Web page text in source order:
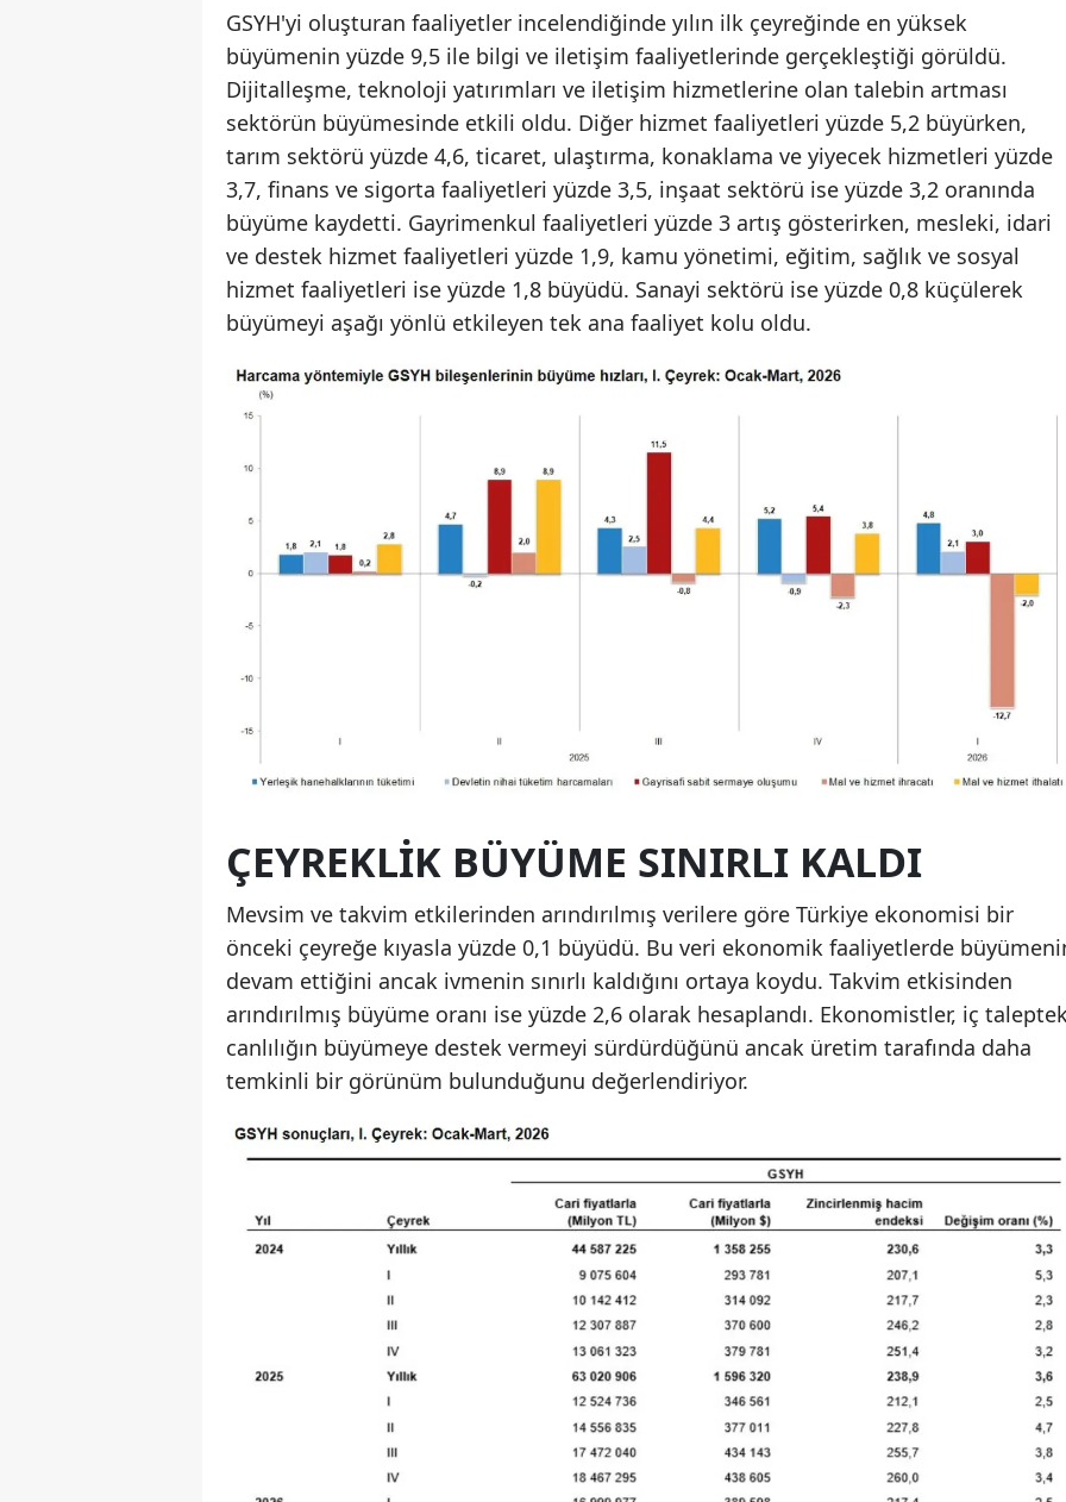
GSYH'yi oluşturan faaliyetler incelendiğinde yılın ilk çeyreğinde en yüksek
büyümenin yüzde 9,5 ile bilgi ve iletişim faaliyetlerinde gerçekleştiği görüldü.
Dijitalleşme, teknoloji yatırımları ve iletişim hizmetlerine olan talebin artması
sektörün büyümesinde etkili oldu. Diğer hizmet faaliyetleri yüzde 5,2 büyürken,
tarım sektörü yüzde 4,6, ticaret, ulaştırma, konaklama ve yiyecek hizmetleri yüzde
3,7, finans ve sigorta faaliyetleri yüzde 3,5, inşaat sektörü ise yüzde 3,2 oranında
büyüme kaydetti. Gayrimenkul faaliyetleri yüzde 3 artış gösterirken, mesleki, idari
ve destek hizmet faaliyetleri yüzde 1,9, kamu yönetimi, eğitim, sağlık ve sosyal
hizmet faaliyetleri ise yüzde 1,8 büyüdü. Sanayi sektörü ise yüzde 0,8 küçülerek
büyümeyi aşağı yönlü etkileyen tek ana faaliyet kolu oldu.
ÇEYREKLIK BÜYÜME SINIRLI KALDI
Mevsim ve takvim etkilerinden arındırılmış verilere göre Türkiye ekonomisi bir
önceki çeyreğe kıyasla yüzde 0,1 büyüdü. Bu veri ekonomik faaliyetlerde
devam ettiğini ancak ivmenin sınırlı kaldığını ortaya koydu. Takvim etkisinden
arındırılmış büyüme oranı ise yüzde 2,6 olarak hesaplandı. Ekonomistler, iç
canlılığın büyümeye destek vermeyi sürdürdüğünü ancak üretim tarafında daha
temkinli bir görünüm bulunduğunu değerlendiriyor.